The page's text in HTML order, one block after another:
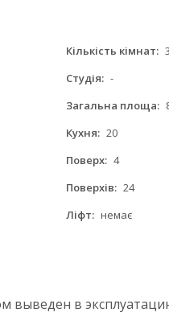
Кількість кімнат: 3
Студія: -
Загальна площа:
Кухня: 20
Поверх: 4
Поверхів: 24
Ліфт: немає
выведен в